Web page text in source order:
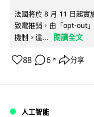
法國將於 8 月 11 日起實
致電推銷，由「opt-out
機制。違...
閱讀全文
88 6 ↗ 分享
人工智能